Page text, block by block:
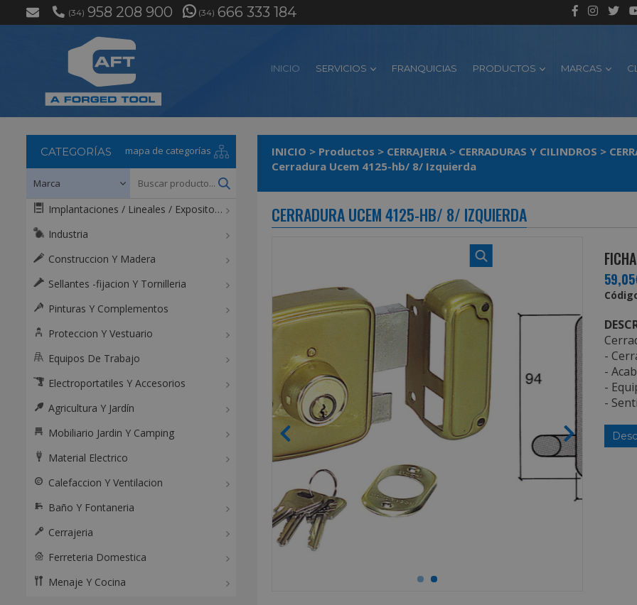
(34) 958 208 900 (34) 666 333 184
INICIO SERVICIOS FRANQUICIAS PRODUCTOS MARCAS
INICIO > Productos > CERRAJERIA > CERRADURAS Y CILINDROS >
Cerradura Ucem 4125-hb/ 8/ Izquierda
CERRADURA UCEM 4125-HB/ 8/ IZQUIERDA
-
-
-
-
CATEGORÍAS mapa de categorías
Implantaciones / Lineales / Expositores / Mostradores
Industria
Construccion Y Madera
Sellantes -fijacion Y Tornilleria
Pinturas Y Complementos
Proteccion Y Vestuario
Equipos De Trabajo
Electroportatiles Y Accesorios
Agricultura Y Jardín
Mobiliario Jardin Y Camping
Material Electrico
Calefaccion Y Ventilacion
Baño Y Fontaneria
Cerrajeria
Ferreteria Domestica
Menaje Y Cocina